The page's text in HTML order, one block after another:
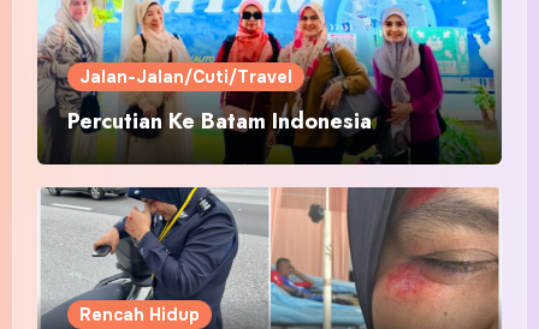
Jalan-Jalan/Cuti/Travel
Percutian Ke Batam Indonesia
Rencah Hidup